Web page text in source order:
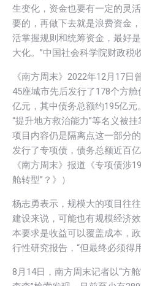
生变化，资金也要有一定的灵
要的，再做下去就是浪费资金
活掌握规则和统筹资金，最好
大化。”中国社会科学院财政税
《南方周末》2022年12月17
45座城市先后发行了178个方
亿元，其中债务总额约195亿元
“提升地方救治能力”等名义被
项目内容仍是隔离点这一部分
发行了专项债，债务总额近百
《南方周末》报道《专项债涉
舱转型”？》）
杨志勇表示，规模大的项目往
建设来说，可能也有规模经济
本要求是收益可以覆盖成本，
行性研究报告，“但最终必须得
8月14日，南方周末记者以“方